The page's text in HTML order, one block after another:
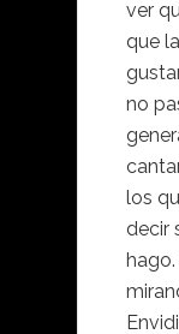
ver
que
no
los
decir